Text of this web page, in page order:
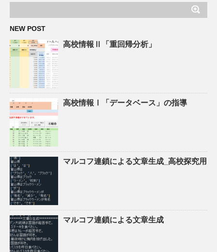
NEW POST
高校情報Ⅱ「重回帰分析」
高校情報Ⅰ「データベース」の指導
マルコフ連鎖による文章生成_高校探究用
マルコフ連鎖による文章生成